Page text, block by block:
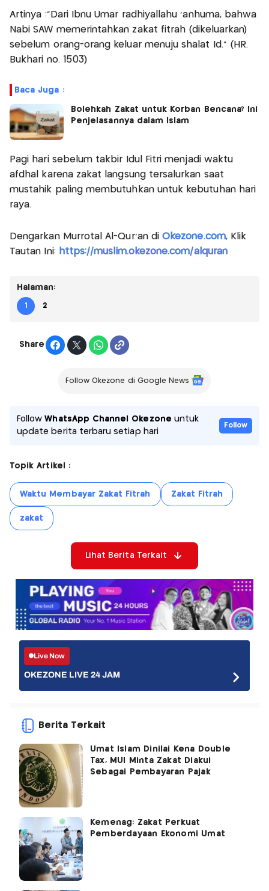
Artinya :"Dari Ibnu Umar radhiyallahu 'anhuma, bahwa
Nabi SAW memerintahkan zakat fitrah (dikeluarkan)
sebelum orang-orang keluar menuju shalat Id." (HR.
Bukhari no. 1503)
Baca Juga :
Bolehkah Zakat untuk Korban Bencana? Ini
Penjelasannya dalam Islam
Pagi hari sebelum takbir Idul Fitri menjadi waktu
afdhal karena zakat langsung tersalurkan saat
mustahik paling membutuhkan untuk kebutuhan hari
raya.
Dengarkan Murrotal Al-Qur'an diOkezone.com, Klik
Tautan Ini: https://muslim.okezone.com/alquran
Halaman:
1 2
Share
Follow Okezone di Google News
FollowWhatsApp Channel Okezone untuk
update berita terbaru setiap hari
Follow
Topik Artikel :
Waktu Membayar Zakat Fitrah Zakat Fitrah
zakat
Lihat Berita Terkait
Live Now
OKEZONE LIVE 24 JAM
Berita Terkait
Umat Islam Dinilai Kena Double
Tax, MUI Minta Zakat Diakui
Sebagai Pembayaran Pajak
Kemenag: Zakat Perkuat
Pemberdayaan Ekonomi Umat